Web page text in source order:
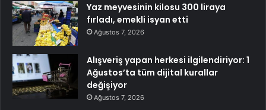
Yaz meyvesinin kilosu 300 liraya
fırladı, emekli isyan etti
Ağustos 7, 2026
Alışveriş yapan herkesi ilgilendiriyor: 1
Ağustos’ta tüm dijital kurallar
değişiyor
Ağustos 7, 2026